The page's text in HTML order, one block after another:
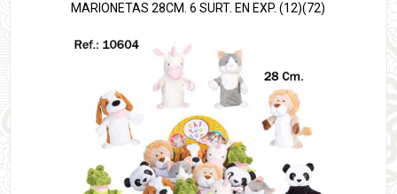
MARIONETAS 28CM. 6 SURT. EN EXP. (12)(72)